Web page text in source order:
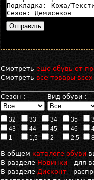
Смотреть ещё обувь от
Смотреть все товары
Сезон : Вид обуви :
32 33 34 35
43
44 45 46
1
1,5 2 2,5
В общем каталоге обуви
В разделе Новинки - для
В разделе Дисконт-